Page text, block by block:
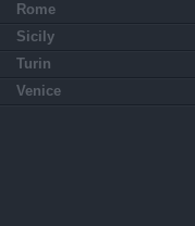
Rome
Sicily
Turin
Venice